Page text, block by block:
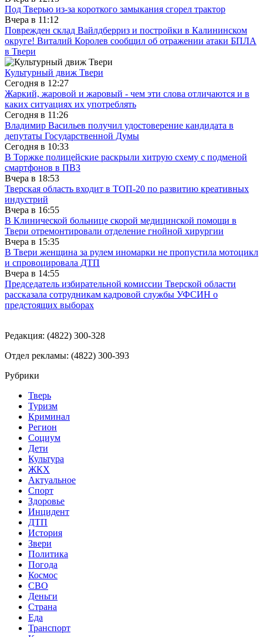
Под Тверью из-за короткого замыкания сгорел трактор
Вчера в 11:12
Поврежден склад Вайлдберриз и постройки в Калининском
округе! Виталий Королев сообщил об отражении атаки БПЛА
в Твери
Культурный движ Твери
Сегодня в 12:27
Жаркий, жаровой и жаровый - чем эти слова отличаются и в
каких ситуациях их употреблять
Сегодня в 11:26
Владимир Васильев получил удостоверение кандидата в
депутаты Государственной Думы
Сегодня в 10:33
В Торжке полицейские раскрыли хитрую схему с подменой
смартфонов в ПВЗ
Вчера в 18:53
Тверская область входит в ТОП-20 по развитию креативных
индустрий
Вчера в 16:55
В Клинической больнице скорой медицинской помощи в
Твери отремонтировали отделение гнойной хирургии
Вчера в 15:35
В Твери женщина за рулем иномарки не пропустила мотоцикл
и спровоцировала ДТП
Вчера в 14:55
Председатель избирательной комиссии Тверской области
рассказала сотрудникам кадровой службы УФСИН о
предстоящих выборах
Редакция: (4822) 300-328
Отдел рекламы: (4822) 300-393
Рубрики
Тверь
Туризм
Криминал
Регион
Социум
Дети
Культура
ЖКХ
Актуальное
Спорт
Здоровье
Инцидент
ДТП
История
Звери
Политика
Погода
Космос
СВО
Деньги
Страна
Еда
Транспорт